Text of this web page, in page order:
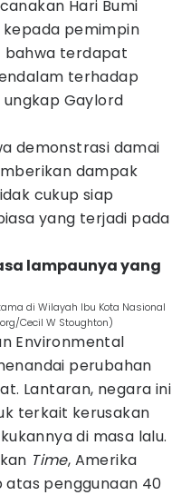
Hari Bumi
pemimpin
bahwa terdapat
terhadap
ungkap Gaylord
demonstrasi damai
dampak
cukup siap
yang terjadi pada
lampaunya yang
di Wilayah Ibu Kota Nasional
Cecil W Stoughton)
Environmental
perubahan
Lantaran, negara ini
terkait kerusakan
di masa lalu.
Time, Amerika
penggunaan 40